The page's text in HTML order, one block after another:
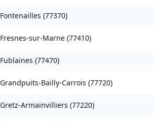
Fontenailles (77370)
Fresnes-sur-Marne (77410)
Fublaines (77470)
Grandpuits-Bailly-Carrois (77720)
Gretz-Armainvilliers (77220)